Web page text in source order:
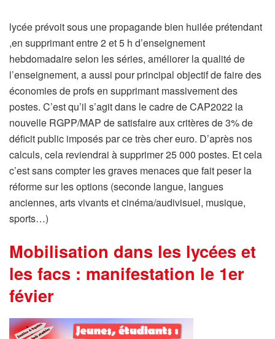
lycée prévoit sous une propagande bien huilée prétendant
,en supprimant entre 2 et 5 h d’enseignement
hebdomadaire selon les séries, améliorer la qualité de
l’enseignement, a aussi pour principal objectif de faire des
économies de profs en supprimant massivement des
postes. C’est qu’il s’agit dans le cadre de CAP2022 la
nouvelle RGPP/MAP de satisfaire aux critères de 3% de
déficit public imposés par ce très cher euro. D’après nos
calculs, cela reviendrai à supprimer 25 000 postes. Et cela
c’est sans compter les graves menaces que fait peser la
réforme sur les options (seconde langue, langues
anciennes, arts vivants et cinéma/audivisuel, musique,
sports…)
Mobilisation dans les lycées et
les facs : manifestation le 1er
févier